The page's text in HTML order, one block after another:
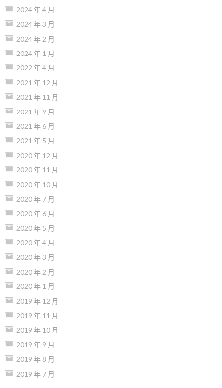
2024 年 4 月
2024 年 3 月
2024 年 2 月
2024 年 1 月
2022 年 4 月
2021 年 12 月
2021 年 11 月
2021 年 9 月
2021 年 6 月
2021 年 5 月
2020 年 12 月
2020 年 11 月
2020 年 10 月
2020 年 7 月
2020 年 6 月
2020 年 5 月
2020 年 4 月
2020 年 3 月
2020 年 2 月
2020 年 1 月
2019 年 12 月
2019 年 11 月
2019 年 10 月
2019 年 9 月
2019 年 8 月
2019 年 7 月